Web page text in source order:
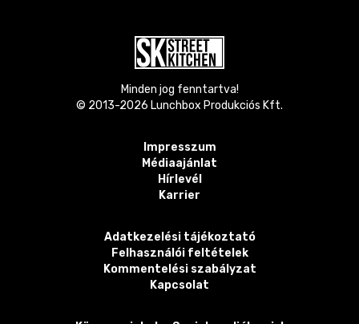
Minden jog fenntartva!
© 2013-2026 Lunchbox Produkciós Kft.
Impresszum
Médiaajánlat
Hírlevél
Karrier
Adatkezelési tájékoztató
Felhasználói feltételek
Kommentelési szabályzat
Kapcsolat